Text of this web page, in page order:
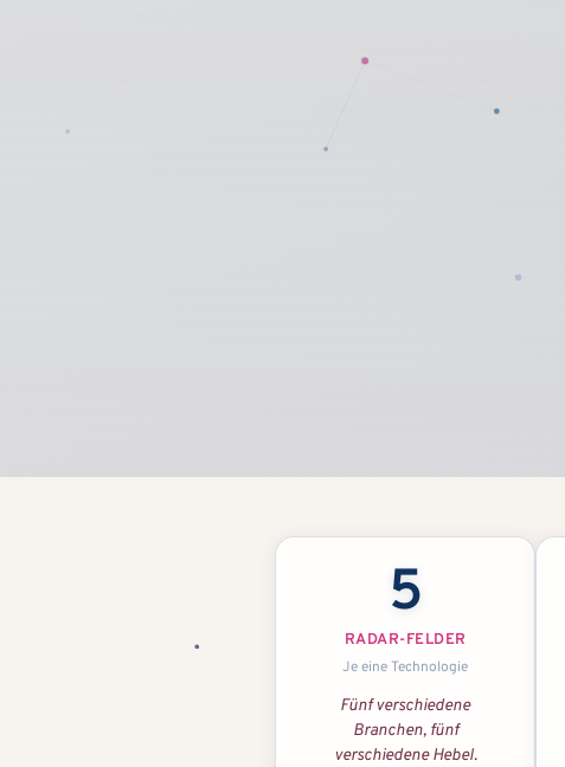
5
RADAR-FELDER
Je eine Technologie
Fünf verschiedene
Branchen, fünf
verschiedene Hebel.